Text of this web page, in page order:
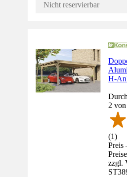
Nicht reservierbar
H-
2
(1)
zzgl.
ST